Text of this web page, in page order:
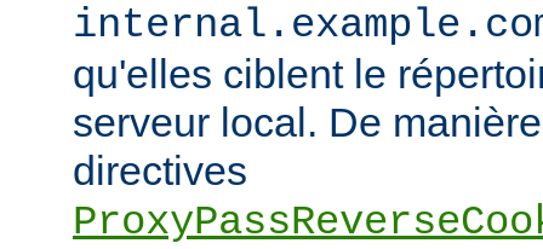
qu'elles ciblent le
serveur local. De
directives